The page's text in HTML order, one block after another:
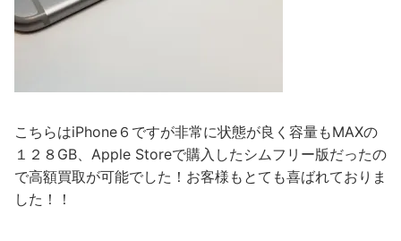
こちらはiPhone６ですが非常に状態が良く容量もMAXの
１２８GB、Apple Storeで購入したシムフリー版だったの
で高額買取が可能でした！お客様もとても喜ばれておりま
した！！